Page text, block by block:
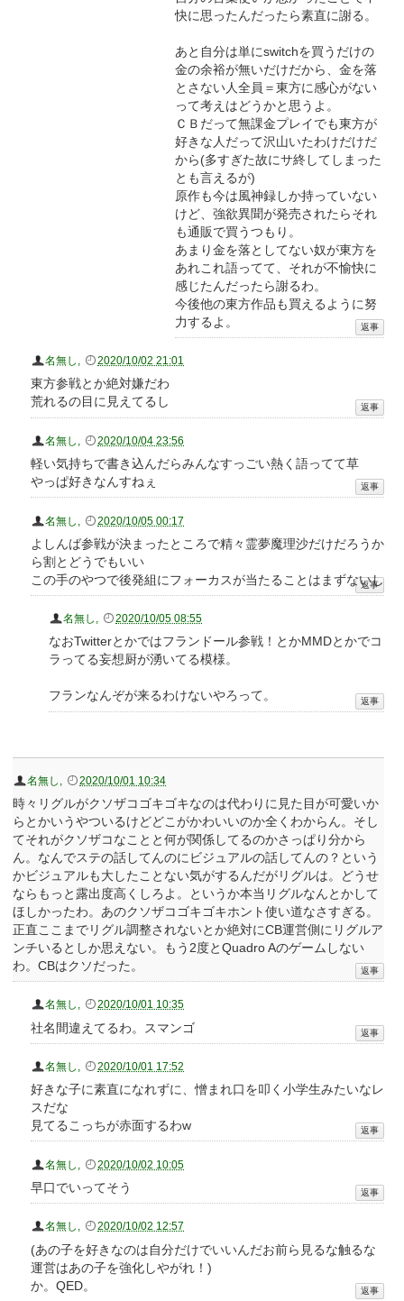
快に思ったんだったら素直に謝る。
あと自分は単にswitchを買うだけの
金の余裕が無いだけだから、金を落
とさない人全員＝東方に感心がない
って考えはどうかと思うよ。
ＣＢだって無課金プレイでも東方が
好きな人だって沢山いたわけだけだ
から(多すぎた故にサ終してしまった
とも言えるが)
原作も今は風神録しか持っていない
けど、強欲異聞が発売されたらそれ
も通販で買うつもり。
あまり金を落としてない奴が東方を
あれこれ語ってて、それが不愉快に
感じたんだったら謝るわ。
今後他の東方作品も買えるように努
力するよ。
名無し 2020/10/02 21:01
東方参戦とか絶対嫌だわ
荒れるの目に見えてるし
名無し 2020/10/04 23:56
軽い気持ちで書き込んだらみんなすっごい熱く語ってて草
やっぱ好きなんすねぇ
名無し 2020/10/05 00:17
よしんば参戦が決まったところで精々霊夢魔理沙だけだろうか
ら割とどうでもいい
この手のやつで後発組にフォーカスが当たることはまずないし
名無し 2020/10/05 08:55
なおTwitterとかではフランドール参戦！とかMMDとかでコ
ラってる妄想厨が湧いてる模様。
フランなんぞが来るわけないやろって。
名無し 2020/10/01 10:34
時々リグルがクソザコゴキゴキなのは代わりに見た目が可愛いか
らとかいうやついるけどどこがかわいいのか全くわからん。そし
てそれがクソザコなことと何が関係してるのかさっぱり分から
ん。なんでステの話してんのにビジュアルの話してんの？という
かビジュアルも大したことない気がするんだがリグルは。どうせ
ならもっと露出度高くしろよ。というか本当リグルなんとかして
ほしかったわ。あのクソザコゴキゴキホント使い道なさすぎる。
正直ここまでリグル調整されないとか絶対にCB運営側にリグルア
ンチいるとしか思えない。もう2度とQuadro Aのゲームしない
わ。CBはクソだった。
名無し , 2020/10/01 10:35
社名間違えてるわ。スマンゴ
名無し 2020/10/01 17:52
好きな子に素直になれずに、憎まれ口を叩く小学生みたいなレ
スだな
見てるこっちが赤面するわw
名無し 2020/10/02 10:05
早口でいってそう
名無し 2020/10/02 12:57
(あの子を好きなのは自分だけでいいんだお前ら見るな触るな
運営はあの子を強化しやがれ！)
か。QED。